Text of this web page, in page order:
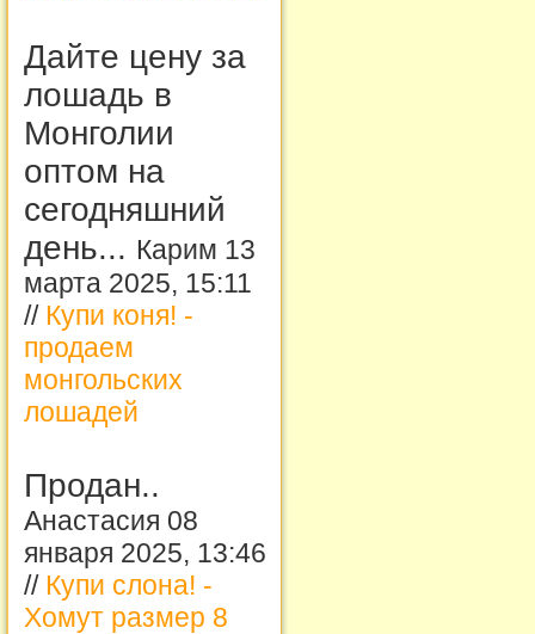
Дайте цену за
лошадь в
Монголии
оптом на
сегодняшний
день... Карим 13
марта 2025, 15:11
// Купи коня! -
продаем
монгольских
лошадей
Продан..
Анастасия 08
января 2025, 13:46
// Купи слона! -
Хомут размер 8